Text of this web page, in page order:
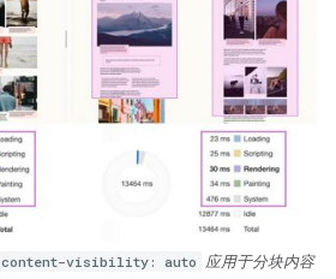
content-visibility: auto 应用于分块内容